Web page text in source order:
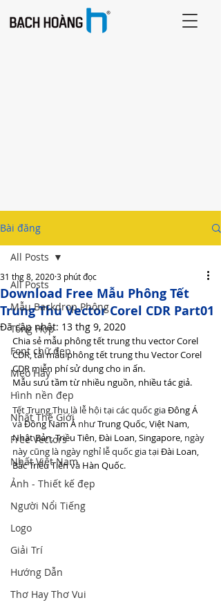
Bài đăng
All Posts
Mẫu Backdrop Phông
Tổng Hợp
Font chữ đẹp
Mẹo Hay
Hình nền đẹp
Nhất Thế Giới
Free Vectors
Nhất Việt Nam
Ảnh - Thiết kế đẹp
Người Nổi Tiếng
Logo
Giải Trí
Hướng Dẫn
Thơ Hay Thơ Vui
All Posts
Download Free Mẫu Phông Tết
Trung Thu Vector Corel CDR Part01
31 thg 8, 20203 phút đọc
Đã cập nhật: 13 thg 9, 2020
Chia sẻ mẫu phông tết trung thu vector Corel
CDR, tải mẫu phông tết trung thu Vector Corel
CDR miễn phí sử dụng cho in ấn.
Mẫu sưu tầm từ nhiều nguồn, nhiều tác giả.
Tết Trung Thu là lễ hội tại các quốc gia Đông Á
và Đông Nam Á như Trung Quốc, Việt Nam,
Nhật Bản, Triều Tiên, Đài Loan, Singapore, ngày
này cũng là ngày nghỉ lễ quốc gia tại Đài Loan,
Bắc Triều Tiên và Hàn Quốc.